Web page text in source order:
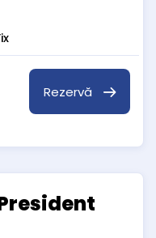
Rezervă